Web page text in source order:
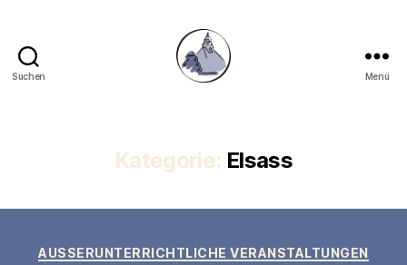
Suchen Menü
Kategorie: Elsass
Kategorien
AUSSERUNTERRICHTLICHE VERANSTALTUNGEN